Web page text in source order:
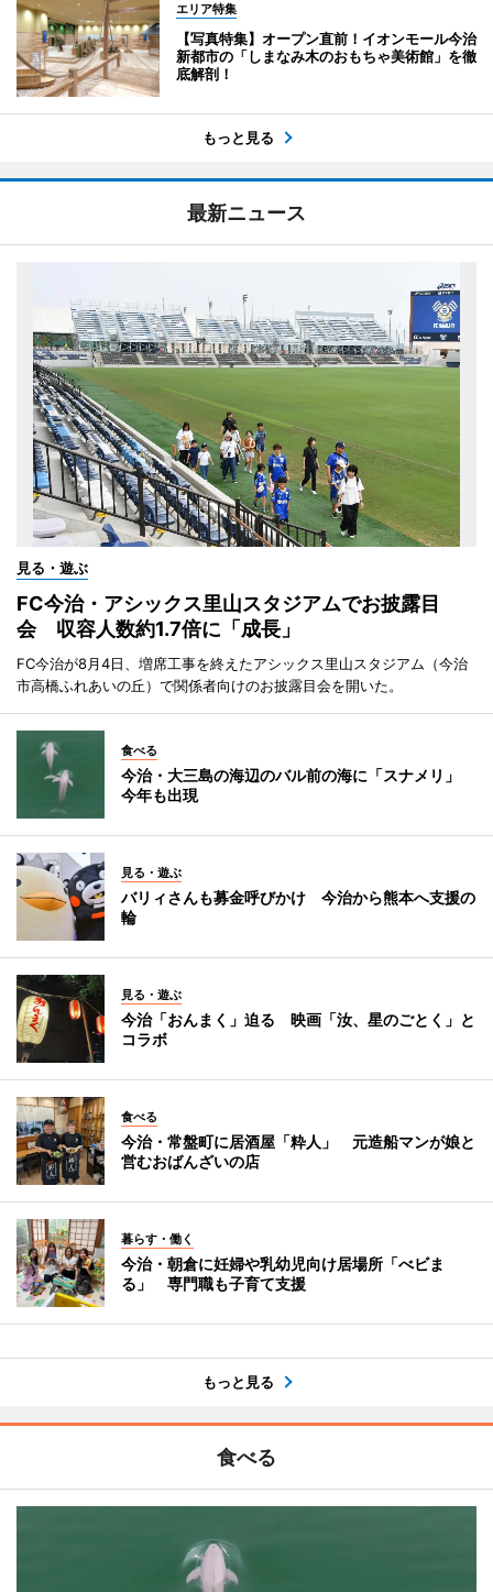
エリア特集
【写真特集】オープン直前！イオンモール今治
新都市の「しまなみ木のおもちゃ美術館」を徹
底解剖！
もっと見る
最新ニュース
見る・遊ぶ
FC今治・アシックス里山スタジアムでお披露目
会 収容人数約1.7倍に「成長」
FC今治が8月4日、増席工事を終えたアシックス里山スタジアム（今治
市高橋ふれあいの丘）で関係者向けのお披露目会を開いた。
食べる
今治・大三島の海辺のバル前の海に「スナメリ」
今年も出現
見る・遊ぶ
バリィさんも募金呼びかけ 今治から熊本へ支援の
輪
見る・遊ぶ
今治「おんまく」迫る 映画「汝、星のごとく」と
コラボ
食べる
今治・常盤町に居酒屋「粋人」 元造船マンが娘と
営むおばんざいの店
暮らす・働く
今治・朝倉に妊婦や乳幼児向け居場所「べビま
る」 専門職も子育て支援
もっと見る
食べる